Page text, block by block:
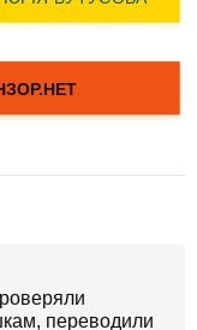
переводили